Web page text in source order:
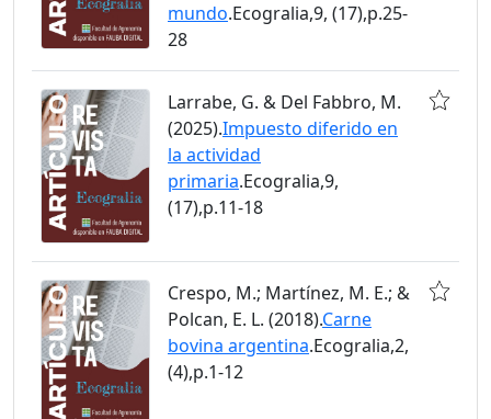
mundo.Ecogralia,9, (17),p.25-
28
Larrabe, G. & Del Fabbro, M.
(2025).Impuesto diferido en
la actividad
primaria.Ecogralia,9,
(17),p.11-18
Crespo, M.; Martínez, M. E.; &
Polcan, E. L. (2018).Carne
bovina argentina.Ecogralia,2,
(4),p.1-12